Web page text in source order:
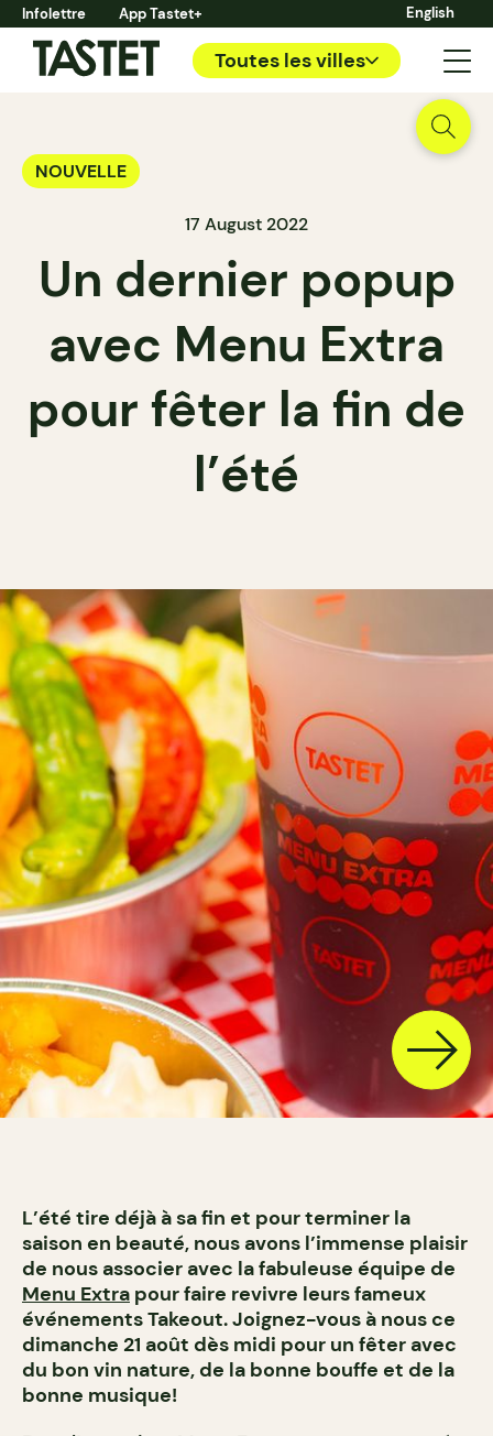
Infolettre App Tastet+ English
Toutes les villes
NOUVELLE
17 August 2022
Un dernier popup
avec Menu Extra
pour fêter la fin de
l’été
L’été tire déjà à sa fin et pour terminer la
saison en beauté, nous avons l’immense plaisir
de nous associer avec la fabuleuse équipe de
Menu Extra pour faire revivre leurs fameux
événements Takeout. Joignez-vous à nous ce
dimanche 21 août dès midi pour un fêter avec
du bon vin nature, de la bonne bouffe et de la
bonne musique!